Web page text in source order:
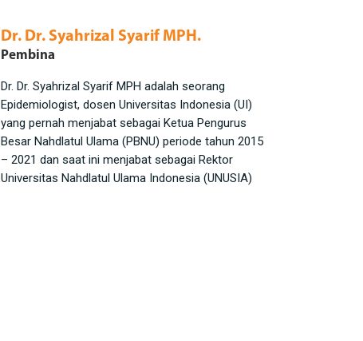
Dr. Dr. Syahrizal Syarif MPH.
Pembina
Dr. Dr. Syahrizal Syarif MPH adalah seorang
Epidemiologist, dosen Universitas Indonesia (UI)
yang pernah menjabat sebagai Ketua Pengurus
Besar Nahdlatul Ulama (PBNU) periode tahun 2015
– 2021 dan saat ini menjabat sebagai Rektor
Universitas Nahdlatul Ulama Indonesia (UNUSIA)